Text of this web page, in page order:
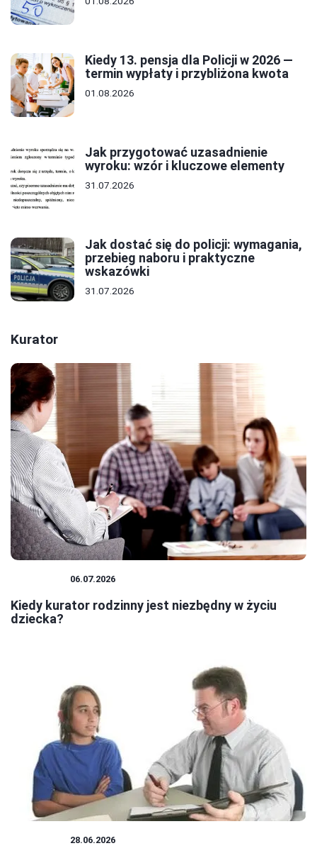
Kiedy 13. pensja dla Policji w 2026 —
termin wypłaty i przybliżona kwota
01.08.2026
Jak przygotować uzasadnienie
wyroku: wzór i kluczowe elementy
31.07.2026
Jak dostać się do policji: wymagania,
przebieg naboru i praktyczne
wskazówki
31.07.2026
Kurator
06.07.2026
Kiedy kurator rodzinny jest niezbędny w życiu
dziecka?
28.06.2026